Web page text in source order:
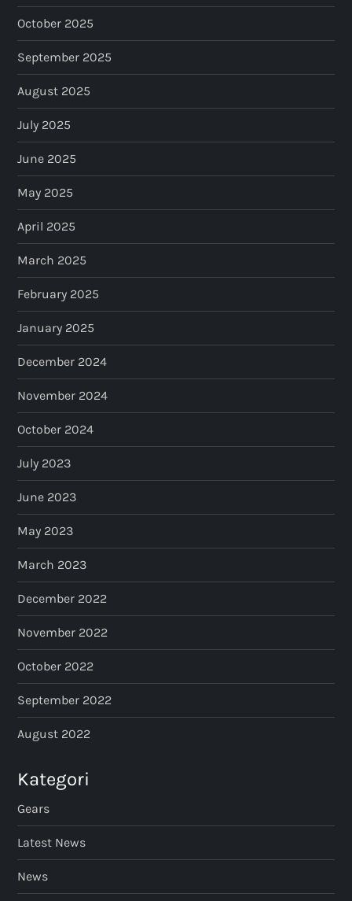
October 2025
September 2025
August 2025
July 2025
June 2025
May 2025
April 2025
March 2025
February 2025
January 2025
December 2024
November 2024
October 2024
July 2023
June 2023
May 2023
March 2023
December 2022
November 2022
October 2022
September 2022
August 2022
Kategori
Gears
Latest News
News